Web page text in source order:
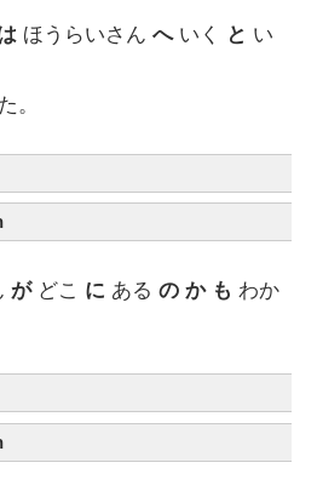
ほうらいさんへいく と い
。
がどこ に あるの か も わか